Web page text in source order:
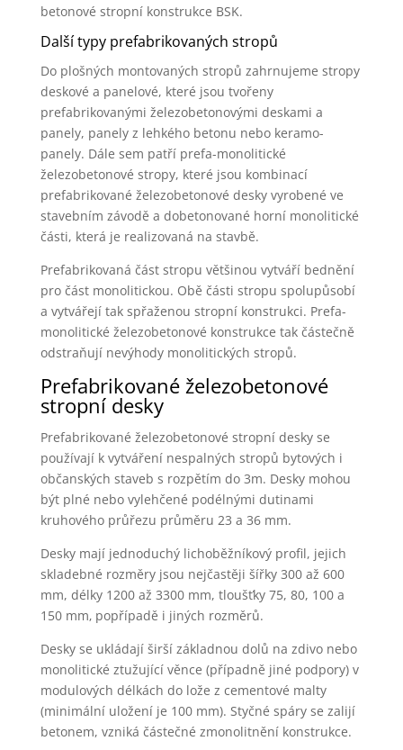
betonové stropní konstrukce BSK.
Další typy prefabrikovaných stropů
Do plošných montovaných stropů zahrnujeme stropy
deskové a panelové, které jsou tvořeny
prefabrikovanými železobetonovými deskami a
panely, panely z lehkého betonu nebo keramo-
panely. Dále sem patří prefa-monolitické
železobetonové stropy, které jsou kombinací
prefabrikované železobetonové desky vyrobené ve
stavebním závodě a dobetonované horní monolitické
části, která je realizovaná na stavbě.
Prefabrikovaná část stropu většinou vytváří bednění
pro část monolitickou. Obě části stropu spolupůsobí
a vytvářejí tak spřaženou stropní konstrukci. Prefa-
monolitické železobetonové konstrukce tak částečně
odstraňují nevýhody monolitických stropů.
Prefabrikované železobetonové
stropní desky
Prefabrikované železobetonové stropní desky se
používají k vytváření nespalných stropů bytových i
občanských staveb s rozpětím do 3m. Desky mohou
být plné nebo vylehčené podélnými dutinami
kruhového průřezu průměru 23 a 36 mm.
Desky mají jednoduchý lichoběžníkový profil, jejich
skladebné rozměry jsou nejčastěji šířky 300 až 600
mm, délky 1200 až 3300 mm, tloušťky 75, 80, 100 a
150 mm‚ popřípadě i jiných rozměrů.
Desky se ukládají širší základnou dolů na zdivo nebo
monolitické ztužující věnce (případně jiné podpory) v
modulových délkách do lože z cementové malty
(minimální uložení je 100 mm). Styčné spáry se zalijí
betonem, vzniká částečné zmonolitnění konstrukce.